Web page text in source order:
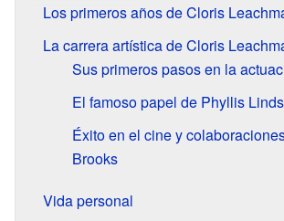
Los primeros años de Cloris
La carrera artística de Cloris
Sus primeros pasos en la
El famoso papel de Phyllis
Éxito en el cine y
Brooks
Vida personal